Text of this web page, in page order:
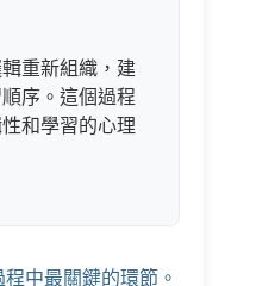
重新組織，建
序。這個過程
和學習的心理
中最關鍵的環節。